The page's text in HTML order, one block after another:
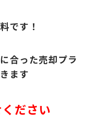
です！
合った売却プラ
ます
ださい